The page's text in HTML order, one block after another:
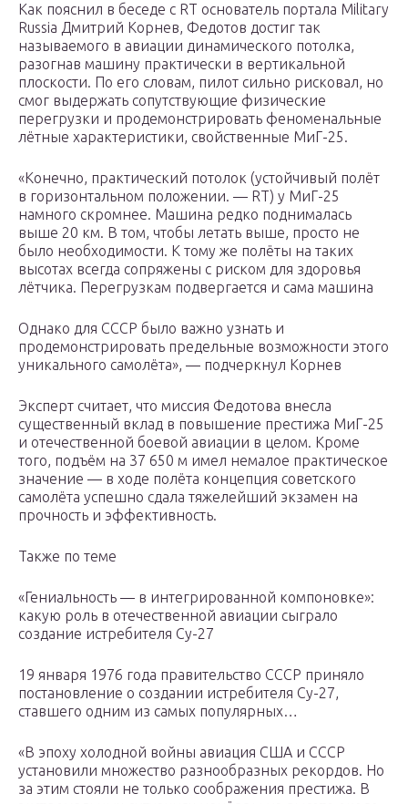
Как пояснил в беседе с RT основатель портала Military
Russia Дмитрий Корнев, Федотов достиг так
называемого в авиации динамического потолка,
разогнав машину практически в вертикальной
плоскости. По его словам, пилот сильно рисковал, но
смог выдержать сопутствующие физические
перегрузки и продемонстрировать феноменальные
лётные характеристики, свойственные МиГ-25.
«Конечно, практический потолок (устойчивый полёт
в горизонтальном положении. — RT) у МиГ-25
намного скромнее. Машина редко поднималась
выше 20 км. В том, чтобы летать выше, просто не
было необходимости. К тому же полёты на таких
высотах всегда сопряжены с риском для здоровья
лётчика. Перегрузкам подвергается и сама машина
Однако для СССР было важно узнать и
продемонстрировать предельные возможности этого
уникального самолёта», — подчеркнул Корнев
Эксперт считает, что миссия Федотова внесла
существенный вклад в повышение престижа МиГ-25
и отечественной боевой авиации в целом. Кроме
того, подъём на 37 650 м имел немалое практическое
значение — в ходе полёта концепция советского
самолёта успешно сдала тяжелейший экзамен на
прочность и эффективность.
Также по теме
«Гениальность — в интегрированной компоновке»:
какую роль в отечественной авиации сыграло
создание истребителя Су-27
19 января 1976 года правительство СССР приняло
постановление о создании истребителя Су-27,
ставшего одним из самых популярных…
«В эпоху холодной войны авиация США и СССР
установили множество разнообразных рекордов. Но
за этим стояли не только соображения престижа. В